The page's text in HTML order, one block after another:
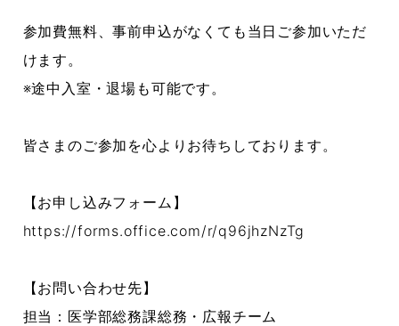
参加費無料、事前申込がなくても当日ご参加いただ
けます。
※途中入室・退場も可能です。
皆さまのご参加を心よりお待ちしております。
【お申し込みフォーム】
https://forms.office.com/r/q96jhzNzTg
【お問い合わせ先】
担当：医学部総務課総務・広報チーム